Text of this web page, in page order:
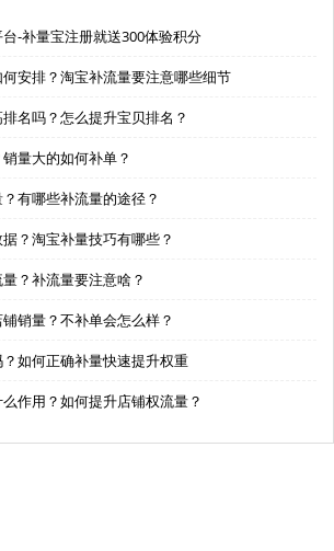
-补量宝注册就送300体验积分
安排？淘宝补流量要注意哪些细节
名吗？怎么提升宝贝排名？
量大的如何补单？
有哪些补流量的途径？
？淘宝补量技巧有哪些？
？补流量要注意啥？
销量？不补单会怎么样？
如何正确补量快速提升权重
作用？如何提升店铺权流量？